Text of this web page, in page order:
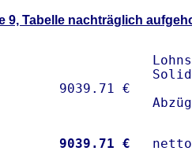
9, Tabelle nachträglich
9039.71 €